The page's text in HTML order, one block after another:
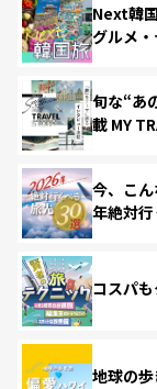
Next韓
グルメ
旬な“あ
載 MY
今、こ
年絶対
コスパ
地球の